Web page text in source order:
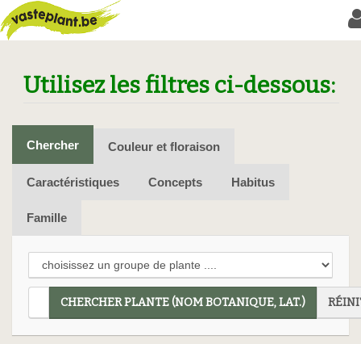
Utilisez les filtres ci-dessous:
Chercher Couleur et floraison
Caractéristiques Concepts Habitus
Famille
CHERCHER PLANTE (NOM BOTANIQUE, LAT.)